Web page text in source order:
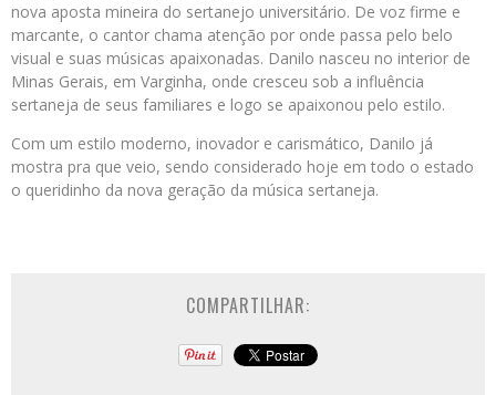
nova aposta mineira do sertanejo universitário. De voz firme e
marcante, o cantor chama atenção por onde passa pelo belo
visual e suas músicas apaixonadas. Danilo nasceu no interior de
Minas Gerais, em Varginha, onde cresceu sob a influência
sertaneja de seus familiares e logo se apaixonou pelo estilo.
Com um estilo moderno, inovador e carismático, Danilo já
mostra pra que veio, sendo considerado hoje em todo o estado
o queridinho da nova geração da música sertaneja.
COMPARTILHAR: